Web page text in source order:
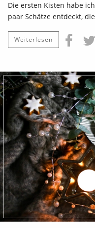
Die ersten Kisten habe
paar Schätze entdeckt,
Weiterlesen